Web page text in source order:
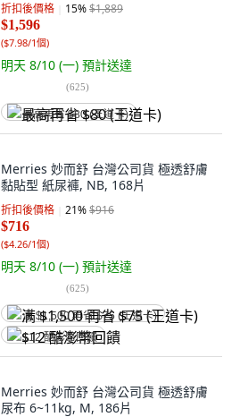
折扣後價格 15%$1,889
$1,596
($7.98/1個)
明天 8/10 (一) 預計送達
(625)
最高再省 $80 (王道卡)
Merries 妙而舒 台灣公司貨 極透舒膚
黏貼型 紙尿褲, NB, 168片
折扣後價格 21%$916
$716
($4.26/1個)
明天 8/10 (一) 預計送達
(625)
满 $1,500 再省 $75 (王道卡)
$12 酷澎幣回饋
Merries 妙而舒 台灣公司貨 極透舒膚
尿布 6~11kg, M, 186片